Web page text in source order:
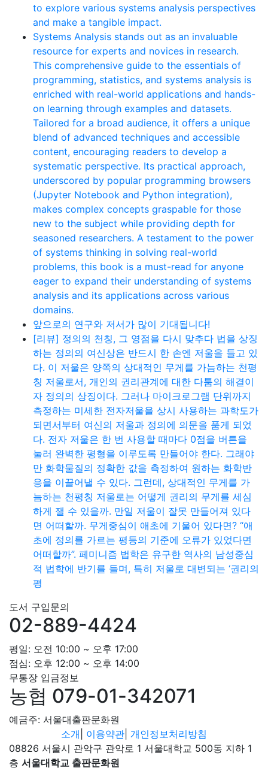
to explore various systems analysis perspectives
and make a tangible impact.
Systems Analysis stands out as an invaluable
resource for experts and novices in research.
This comprehensive guide to the essentials of
programming, statistics, and systems analysis is
enriched with real-world applications and hands-
on learning through examples and datasets.
Tailored for a broad audience, it offers a unique
blend of advanced techniques and accessible
content, encouraging readers to develop a
systematic perspective. Its practical approach,
underscored by popular programming browsers
(Jupyter Notebook and Python integration),
makes complex concepts graspable for those
new to the subject while providing depth for
seasoned researchers. A testament to the power
of systems thinking in solving real-world
problems, this book is a must-read for anyone
eager to expand their understanding of systems
analysis and its applications across various
domains.
앞으로의 연구와 저서가 많이 기대됩니다!
[리뷰] 정의의 천칭, 그 영점을 다시 맞추다 법을 상징
하는 정의의 여신상은 반드시 한 손엔 저울을 들고 있
다. 이 저울은 양쪽의 상대적인 무게를 가늠하는 천평
칭 저울로서, 개인의 권리관계에 대한 다툼의 해결이
자 정의의 상징이다. 그러나 마이크로그램 단위까지
측정하는 미세한 전자저울을 상시 사용하는 과학도가
되면서부터 여신의 저울과 정의에 의문을 품게 되었
다. 전자 저울은 한 번 사용할 때마다 0점을 버튼을
눌러 완벽한 평형을 이루도록 만들어야 한다. 그래야
만 화학물질의 정확한 값을 측정하여 원하는 화학반
응을 이끌어낼 수 있다. 그런데, 상대적인 무게를 가
늠하는 천평칭 저울로는 어떻게 권리의 무게를 세심
하게 잴 수 있을까. 만일 저울이 잘못 만들어져 있다
면 어떠할까. 무게중심이 애초에 기울어 있다면? “애
초에 정의를 가르는 평등의 기준에 오류가 있었다면
어떠할까”. 페미니즘 법학은 유구한 역사의 남성중심
적 법학에 반기를 들며, 특히 저울로 대변되는 ‘권리의
평
도서 구입문의
02-889-4424
평일: 오전 10:00 ~ 오후 17:00
점심: 오후 12:00 ~ 오후 14:00
무통장 입금정보
농협 079-01-342071
예금주: 서울대출판문화원
소개
이용약관 개인정보처리방침
08826 서울시 관악구 관악로 1 서울대학교 500동 지하 1
층 서울대학교 출판문화원